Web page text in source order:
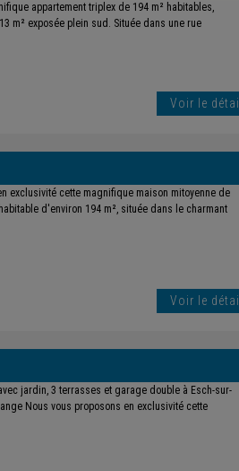
appartement triplex de 194 m² habitables,
m² exposée plein sud. Située dans une rue
Voir le détail
exclusivité cette magnifique maison mitoyenne de
d'environ 194 m², située dans le charmant
Voir le détail
jardin, 3 terrasses et garage double à Esch-sur-
Nous vous proposons en exclusivité cette